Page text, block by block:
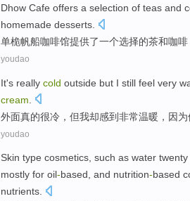
Dhow Cafe offers a selection of teas and
homemade desserts
单桅帆船咖啡馆提供了一个选择的茶和咖啡
youdao
It's really cold outside but I still feel very
cream
外面真的很冷 ， 但我却感到非常温暖 ， 因为
youdao
Skin type cosmetics, such as water twenty
mostly for oil-based, and nutrition-based
nutrients.